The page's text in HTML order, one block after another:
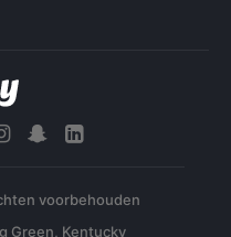
voorbehouden